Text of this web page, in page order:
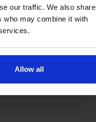
our traffic. We also share
who may combine it with
Allow all